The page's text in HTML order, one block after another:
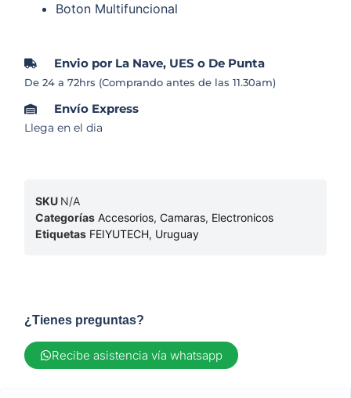
Boton Multifuncional
Envio por La Nave, UES o De Punta
De 24 a 72hrs (Comprando antes de las 11.30am)
Envío Express
Llega en el dia
SKU N/A
Categorías Accesorios,Camaras, Electronicos
Etiquetas FEIYUTECH, Uruguay
¿Tienes preguntas?
Recibe asistencia vía whatsapp